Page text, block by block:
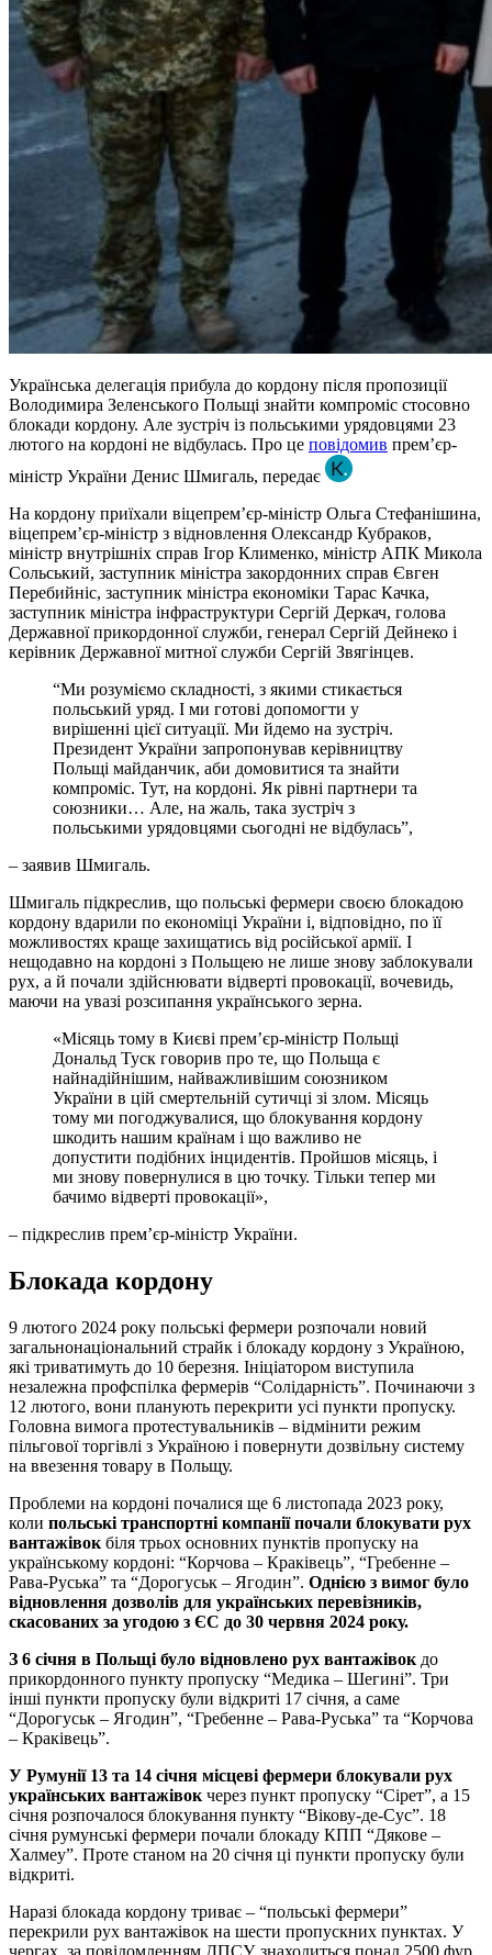
Українська делегація прибула до кордону після пропозиції
Володимира Зеленського Польщі знайти компроміс стосовно
блокади кордону. Але зустріч із польськими урядовцями 23
лютого на кордоні не відбулась. Про це повідомив прем’єр-
міністр України Денис Шмигаль, передає
На кордону приїхали віцепрем’єр-міністр Ольга Стефанішина,
віцепрем’єр-міністр з відновлення Олександр Кубраков,
міністр внутрішніх справ Ігор Клименко, міністр АПК Микола
Сольський, заступник міністра закордонних справ Євген
Перебийніс, заступник міністра економіки Тарас Качка,
заступник міністра інфраструктури Сергій Деркач, голова
Державної прикордонної служби, генерал Сергій Дейнеко і
керівник Державної митної служби Сергій Звягінцев.
“Ми розуміємо складності, з якими стикається
польський уряд. І ми готові допомогти у
вирішенні цієї ситуації. Ми йдемо на зустріч.
Президент України запропонував керівництву
Польщі майданчик, аби домовитися та знайти
компроміс. Тут, на кордоні. Як рівні партнери та
союзники… Але, на жаль, така зустріч з
польськими урядовцями сьогодні не відбулась”,
– заявив Шмигаль.
Шмигаль підкреслив, що польські фермери своєю блокадою
кордону вдарили по економіці України і, відповідно, по її
можливостях краще захищатись від російської армії. І
нещодавно на кордоні з Польщею не лише знову заблокували
рух, а й почали здійснювати відверті провокації, вочевидь,
маючи на увазі розсипання українського зерна.
«Місяць тому в Києві прем’єр-міністр Польщі
Дональд Туск говорив про те, що Польща є
найнадійнішим, найважливішим союзником
України в цій смертельній сутичці зі злом. Місяць
тому ми погоджувалися, що блокування кордону
шкодить нашим країнам і що важливо не
допустити подібних інцидентів. Пройшов місяць, і
ми знову повернулися в цю точку. Тільки тепер ми
бачимо відверті провокації»,
– підкреслив прем’єр-міністр України.
Блокада кордону
9 лютого 2024 року польські фермери розпочали новий
загальнонаціональний страйк і блокаду кордону з Україною,
які триватимуть до 10 березня. Ініціатором виступила
незалежна профспілка фермерів “Солідарність”. Починаючи з
12 лютого, вони планують перекрити усі пункти пропуску.
Головна вимога протестувальників – відмінити режим
пільгової торгівлі з Україною і повернути дозвільну систему
на ввезення товару в Польщу.
Проблеми на кордоні почалися ще 6 листопада 2023 року,
коли польські транспортні компанії почали блокувати рух
вантажівок біля трьох основних пунктів пропуску на
українському кордоні: “Корчова – Краківець”, “Гребенне –
Рава-Руська” та “Дорогуськ – Ягодин”. Однією з вимог було
відновлення дозволів для українських перевізників,
скасованих за угодою з ЄС до 30 червня 2024 року.
З 6 січня в Польщі було відновлено рух вантажівок до
прикордонного пункту пропуску “Медика – Шегині”. Три
інші пункти пропуску були відкриті 17 січня, а саме
“Дорогуськ – Ягодин”, “Гребенне – Рава-Руська” та “Корчова
– Краківець”.
У Румунії 13 та 14 січня місцеві фермери блокували рух
українських вантажівок через пункт пропуску “Сірет”, а 15
січня розпочалося блокування пункту “Вікову-де-Сус”. 18
січня румунські фермери почали блокаду КПП “Дякове –
Халмеу”. Проте станом на 20 січня ці пункти пропуску були
відкриті.
Наразі блокада кордону триває – “польські фермери”
перекрили рух вантажівок на шести пропускних пунктах. У
чергах, за повідомленням ДПСУ, знаходиться понад 2500 фур.